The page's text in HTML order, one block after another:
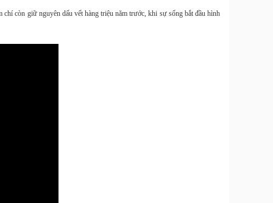
còn giữ nguyên dấu vết hàng triệu năm trước, khi sự sống bắt đầu hình